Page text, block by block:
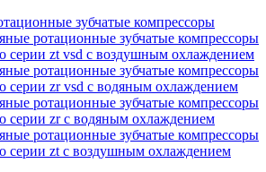
зубчатые компрессоры
ротационные зубчатые компрессоры
серии zt vsd с воздушным охлаждением
ротационные зубчатые компрессоры
серии zr vsd с водяным охлаждением
ротационные зубчатые компрессоры
серии zr с водяным охлаждением
ротационные зубчатые компрессоры
серии zt с воздушным охлаждением